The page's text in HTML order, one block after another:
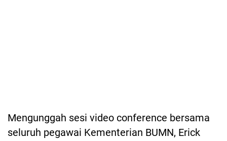
Mengunggah sesi video conference bersama
seluruh pegawai Kementerian BUMN, Erick